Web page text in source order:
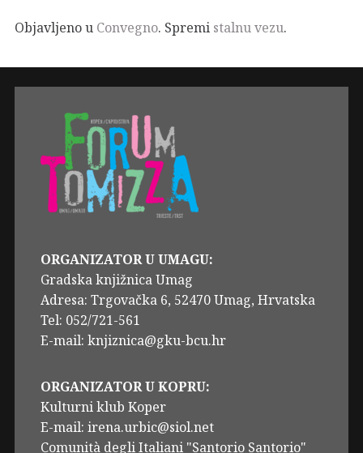
Objavljeno u Convegno. Spremi stalnu vezu.
ORGANIZATOR U UMAGU:
Gradska knjižnica Umag
Adresa: Trgovačka 6, 52470 Umag, Hrvatska
Tel: 052/721-561
E-mail: knjiznica@gku-bcu.hr
ORGANIZATOR U KOPRU:
Kulturni klub Koper
E-mail: irena.urbic@siol.net
Comunità degli Italiani "Santorio Santorio"